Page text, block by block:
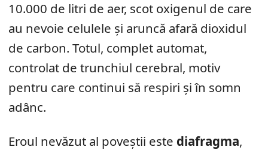
10.000 de litri de aer, scot oxigenul de care
au nevoie celulele și aruncă afară dioxidul
de carbon. Totul, complet automat,
controlat de trunchiul cerebral, motiv
pentru care continui să respiri și în somn
adânc.
Eroul nevăzut al poveștii este diafragma,